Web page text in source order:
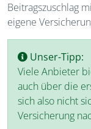
Beitragszuschlag
eigene
Unser-Tipp:
Viele Anbieter
auch über die
sich also nicht
Versicherung